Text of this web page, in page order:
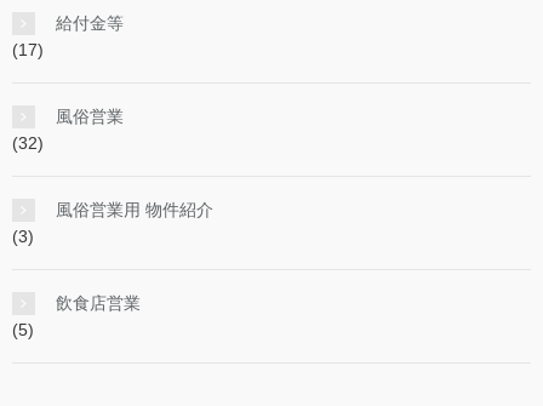
給付金等
(17)
風俗営業
(32)
風俗営業用 物件紹介
(3)
飲食店営業
(5)